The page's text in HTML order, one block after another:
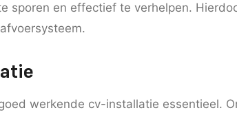
sporen en effectief te verhelpen.
werkende cv-installatie essentieel.